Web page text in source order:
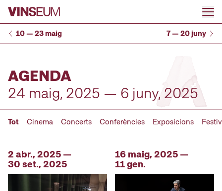
Anar al contingut
10 — 23 maig 7 — 20 juny
AGENDA
24 maig, 2025 — 6 juny, 2025
Tot Cinema Concerts Conferències Exposicions
2 abr., 2025 —
30 set., 2025
16 maig, 2025 —
11 gen.